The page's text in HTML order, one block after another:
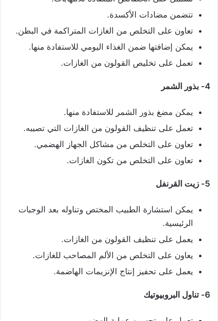
تتضمن مضادات الأكسدة.
تعاون على التخلص من الغازات المتراكمة في البطن.
يمكن إضافتها ضمن الغذاء اليومي للاستفادة منها.
تعمل على تخليص القولون من الغازات.
4- بذور الشمر
يمكن مضغ بذور الشمر للاستفادة منها.
تعمل على تنظيف القولون من الغازات التي تصيبه.
تعاون على التخلص من مشاكل الجهاز الهضمي.
تعاون على التخلص من تكون الغازات.
5- زيت القرنفل
يمكن استشارة الطبيب المختص وتناوله بعد الوجبات
الرئيسية.
يعمل على تنظيف القولون من الغازات.
يعاون على التخلص من الألم المصاحب للغازات.
يعمل على تحفيز إنتاج الإنزيمات الهاضمة.
6- تناول البروبيوتيك